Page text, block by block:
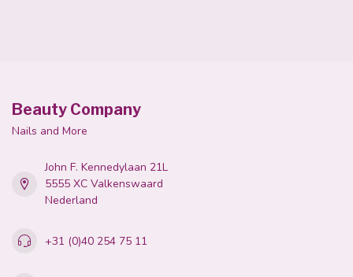
Beauty Company
Nails and More
John F. Kennedylaan 21L
5555 XC Valkenswaard
Nederland
+31 (0)40 254 75 11